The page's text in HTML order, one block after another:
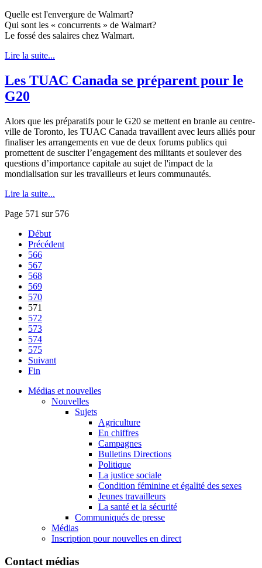
Quelle est l'envergure de Walmart?
Qui sont les « concurrents » de Walmart?
Le fossé des salaires chez Walmart.
Lire la suite...
Les TUAC Canada se préparent pour le
G20
Alors que les préparatifs pour le G20 se mettent en branle au centre-
ville de Toronto, les TUAC Canada travaillent avec leurs alliés pour
finaliser les arrangements en vue de deux forums publics qui
promettent de susciter l’engagement des militants et soulever des
questions d’importance capitale au sujet de l'impact de la
mondialisation sur les travailleurs et leurs communautés.
Lire la suite...
Page 571 sur 576
Début
Précédent
566
567
568
569
570
571
572
573
574
575
Suivant
Fin
Médias et nouvelles
Nouvelles
Sujets
Agriculture
En chiffres
Campagnes
Bulletins Directions
Politique
La justice sociale
Condition féminine et égalité des sexes
Jeunes travailleurs
La santé et la sécurité
Communiqués de presse
Médias
Inscription pour nouvelles en direct
Contact médias